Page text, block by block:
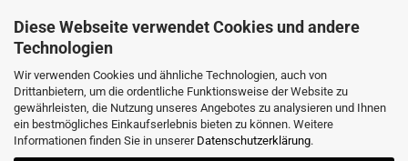
Diese Webseite verwendet Cookies und andere
Technologien
Wir verwenden Cookies und ähnliche Technologien, auch von
Drittanbietern, um die ordentliche Funktionsweise der Website zu
gewährleisten, die Nutzung unseres Angebotes zu analysieren und Ihnen
ein bestmögliches Einkaufserlebnis bieten zu können. Weitere
Informationen finden Sie in unserer Datenschutzerklärung.